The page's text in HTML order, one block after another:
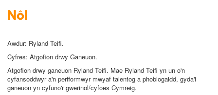
Nôl
Awdur: Ryland Teifi.
Cyfres: Atgofion drwy Ganeuon.
Atgofion drwy ganeuon Ryland Teifi. Mae Ryland Teifi yn un o'n
cyfansoddwyr a'n perfformwyr mwyaf talentog a phoblogaidd, gyda'i
ganeuon yn cyfuno'r gwerinol/cyfoes Cymreig.